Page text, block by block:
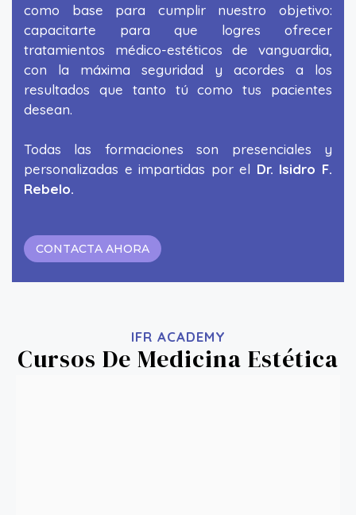
como base para cumplir nuestro objetivo:
capacitarte para que logres ofrecer
tratamientos médico-estéticos de vanguardia,
con la máxima seguridad y acordes a los
resultados que tanto tú como tus pacientes
desean.
Todas las formaciones son presenciales y
personalizadas e impartidas por el Dr. Isidro F.
Rebelo.
CONTACTA AHORA
IFR ACADEMY
Cursos De Medicina Estética